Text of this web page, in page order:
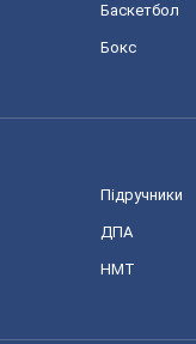
Баскетбол
Бокс
Підручники
ДПА
НМТ